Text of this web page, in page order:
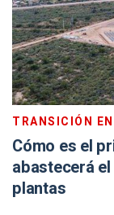
TRANSICIÓN
Cómo es el
abastecerá
plantas